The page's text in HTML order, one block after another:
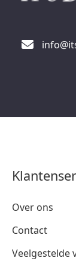
Over ons
Contact
Veelgestelde